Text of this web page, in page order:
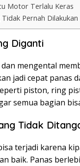
Motor Terlalu Keras
Pernah Dilakukan
Diganti
mengental
jadi cepat panas
piston, ring
semua bagian
Tidak
terjadi karena
baik. Panas